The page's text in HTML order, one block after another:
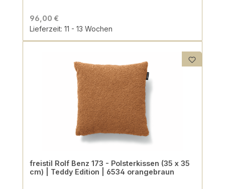
96,00 €
Lieferzeit: 11 - 13 Wochen
freistil Rolf Benz 173 - Polsterkissen (35 x 35
cm) | Teddy Edition | 6534 orangebraun